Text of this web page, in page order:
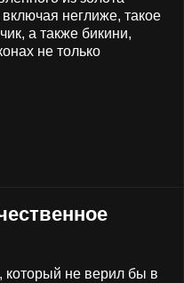
неглиже, такое
а также бикини,
не только
который не верил бы в